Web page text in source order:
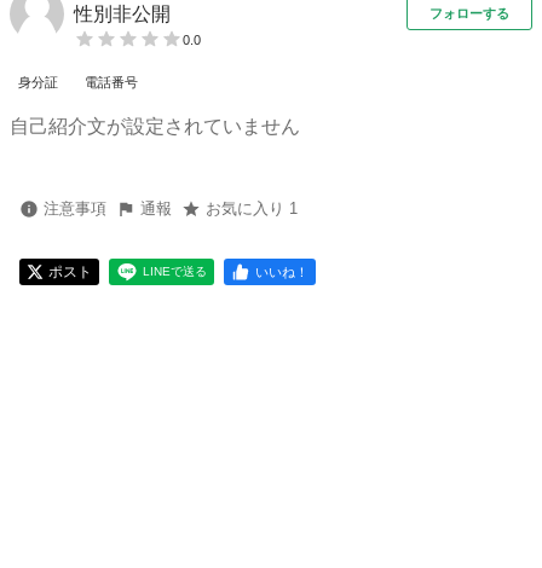
性別非公開
0.0
フォローする
身分証 電話番号
自己紹介文が設定されていません
注意事項 通報 お気に入り 1
ポスト LINEで送る いいね！